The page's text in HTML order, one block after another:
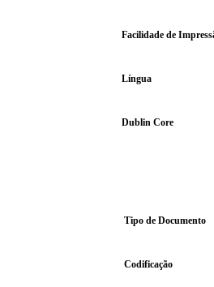
Facilidade de
Língua
Dublin Core
Tipo de Documento
Codificação